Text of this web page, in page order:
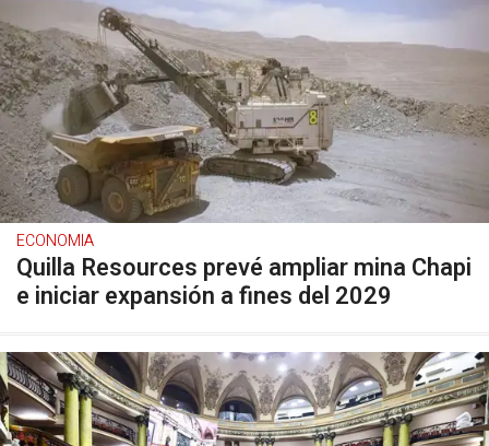
ECONOMIA
Quilla Resources prevé ampliar mina Chapi
e iniciar expansión a fines del 2029